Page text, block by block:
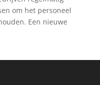
om het personeel
Een nieuwe